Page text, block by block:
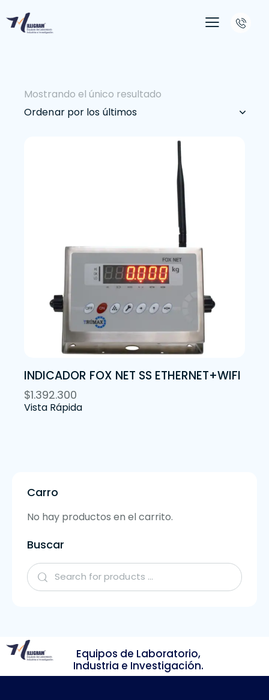
Mostrando el único resultado
INDICADOR FOX NET SS ETHERNET+WIFI
$1.392.300
Vista Rápida
Carro
No hay productos en el carrito.
Buscar
Equipos de Laboratorio,
Industria e Investigación.